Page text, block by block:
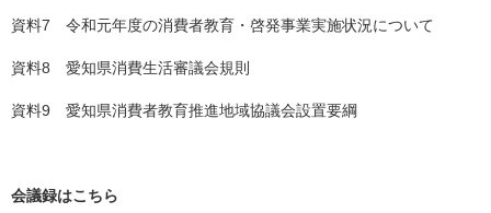
資料7 令和元年度の消費者教育・啓発事業実施状況について
資料8 愛知県消費生活審議会規則
資料9 愛知県消費者教育推進地域協議会設置要綱
会議録はこちら